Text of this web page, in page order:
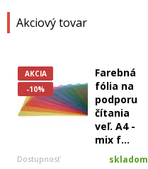
Akciový tovar
AKCIA
-10%
Farebná
fólia na
podporu
čítania
veľ. A4 -
mix f...
Dostupnosť skladom